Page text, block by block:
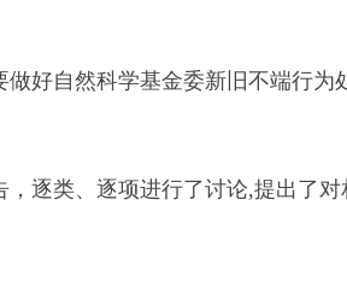
自然科学基金委新旧不端行为
类、逐项进行了讨论,提出了对